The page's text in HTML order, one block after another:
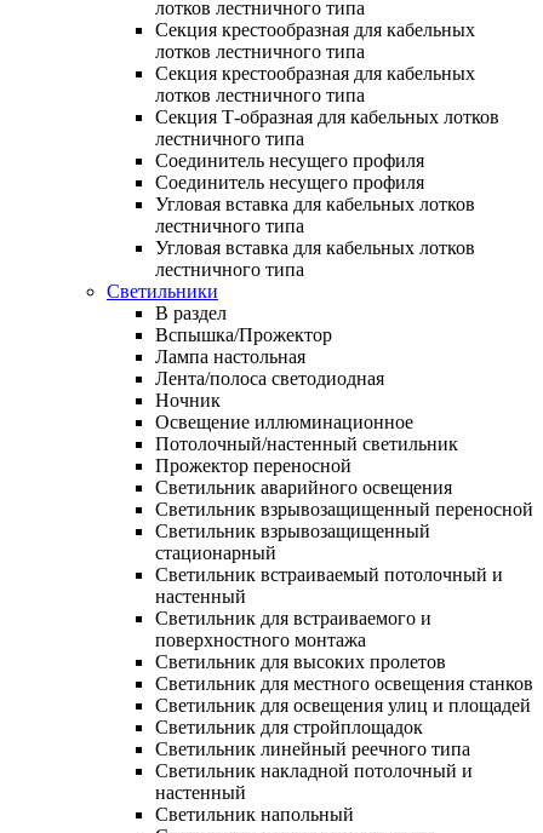
лотков лестничного типа
Секция крестообразная для кабельных
лотков лестничного типа
Секция крестообразная для кабельных
лотков лестничного типа
Секция Т-образная для кабельных лотков
лестничного типа
Соединитель несущего профиля
Соединитель несущего профиля
Угловая вставка для кабельных лотков
лестничного типа
Угловая вставка для кабельных лотков
лестничного типа
Светильники
В раздел
Вспышка/Прожектор
Лампа настольная
Лента/полоса светодиодная
Ночник
Освещение иллюминационное
Потолочный/настенный светильник
Прожектор переносной
Светильник аварийного освещения
Светильник взрывозащищенный переносной
Светильник взрывозащищенный
стационарный
Светильник встраиваемый потолочный и
настенный
Светильник для встраиваемого и
поверхностного монтажа
Светильник для высоких пролетов
Светильник для местного освещения станков
Светильник для освещения улиц и площадей
Светильник для стройплощадок
Светильник линейный реечного типа
Светильник накладной потолочный и
настенный
Светильник напольный